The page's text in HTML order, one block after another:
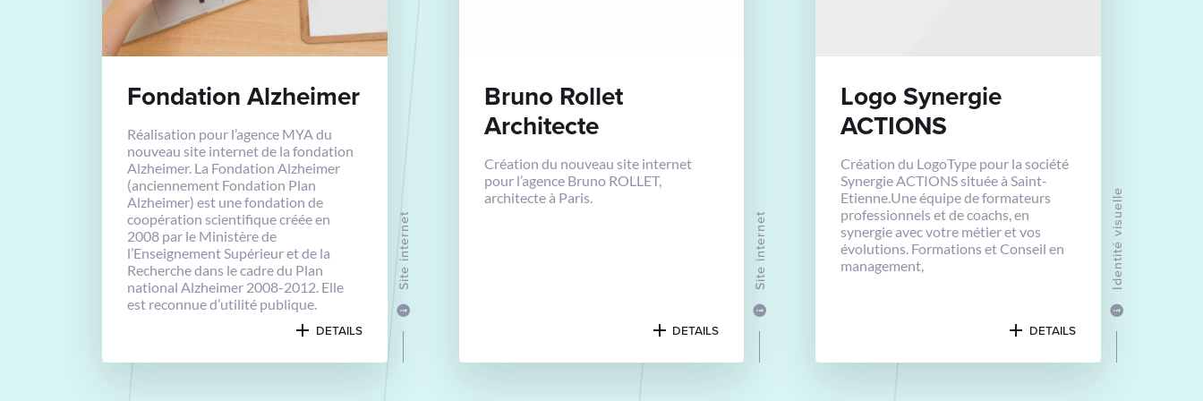
Site internet
Fondation Alzheimer
Réalisation pour l’agence MYA du
nouveau site internet de la fondation
Alzheimer. La Fondation Alzheimer
(anciennement Fondation Plan
Alzheimer) est une fondation de
coopération scientifique créée en
2008 par le Ministère de
l’Enseignement Supérieur et de la
Recherche dans le cadre du Plan
national Alzheimer 2008-2012. Elle
est reconnue d’utilité publique.
DETAILS
Site internet
Bruno Rollet
Architecte
Création du nouveau site internet
pour l’agence Bruno ROLLET,
architecte à Paris.
DETAILS
Identité visuelle
Logo Synergie
ACTIONS
Création du LogoType pour la société
Synergie ACTIONS située à Saint-
Etienne.Une équipe de formateurs
professionnels et de coachs, en
synergie avec votre métier et vos
évolutions. Formations et Conseil en
management,
DETAILS